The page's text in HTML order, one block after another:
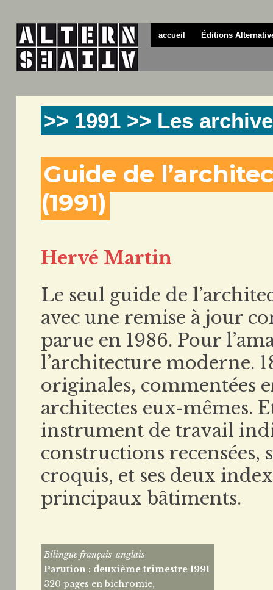
accueil Éditions
>> 1991 >> Les
Guide de
(1991)
Hervé Martin
Le seul guide de
avec une remise à jour
parue en 1986. Pour
l’architecture moderne.
originales, commentées
architectes eux-mêmes.
instrument de travail
constructions recensées,
croquis, et ses deux
principaux bâtiments.
Bilingue français-anglais
Parution : deuxième trimestre 1991
320 pages en bichromie,